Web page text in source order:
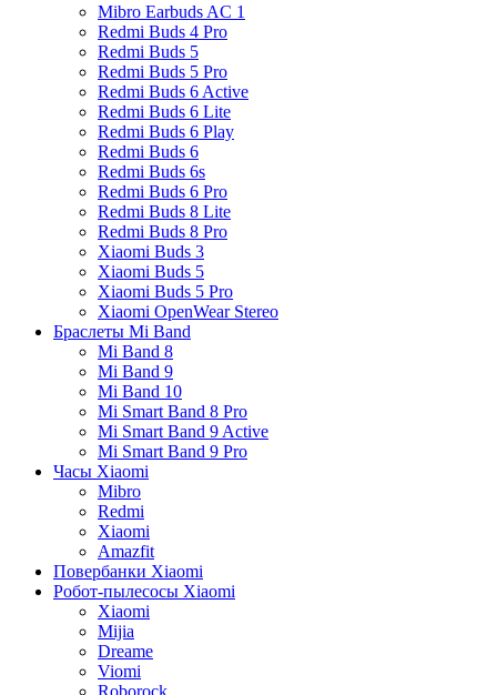
Mibro Earbuds AC 1
Redmi Buds 4 Pro
Redmi Buds 5
Redmi Buds 5 Pro
Redmi Buds 6 Active
Redmi Buds 6 Lite
Redmi Buds 6 Play
Redmi Buds 6
Redmi Buds 6s
Redmi Buds 6 Pro
Redmi Buds 8 Lite
Redmi Buds 8 Pro
Xiaomi Buds 3
Xiaomi Buds 5
Xiaomi Buds 5 Pro
Xiaomi OpenWear Stereo
Браслеты Mi Band
Mi Band 8
Mi Band 9
Mi Band 10
Mi Smart Band 8 Pro
Mi Smart Band 9 Active
Mi Smart Band 9 Pro
Часы Xiaomi
Mibro
Redmi
Xiaomi
Amazfit
Повербанки Xiaomi
Робот-пылесосы Xiaomi
Xiaomi
Mijia
Dreame
Viomi
Roborock